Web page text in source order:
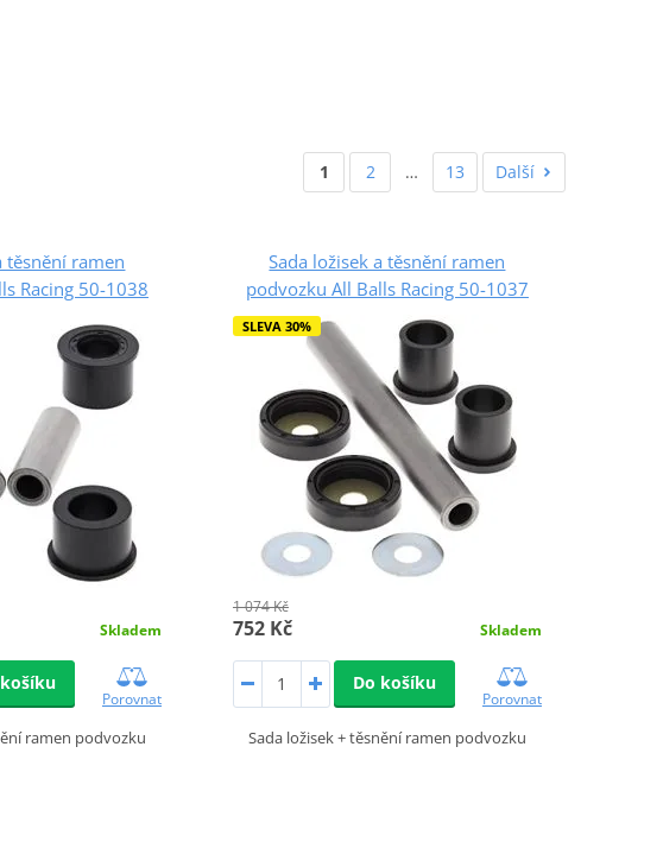
1 2 … 13 Další
těsnění ramen
Racing 50-1038
Skladem
Porovnat
ramen podvozku
Sada ložisek a těsnění ramen
podvozku All Balls Racing 50-1037
SLEVA 30%
1 074 Kč
752 Kč Skladem
Do košíku
Porovnat
Sada ložisek + těsnění ramen podvozku